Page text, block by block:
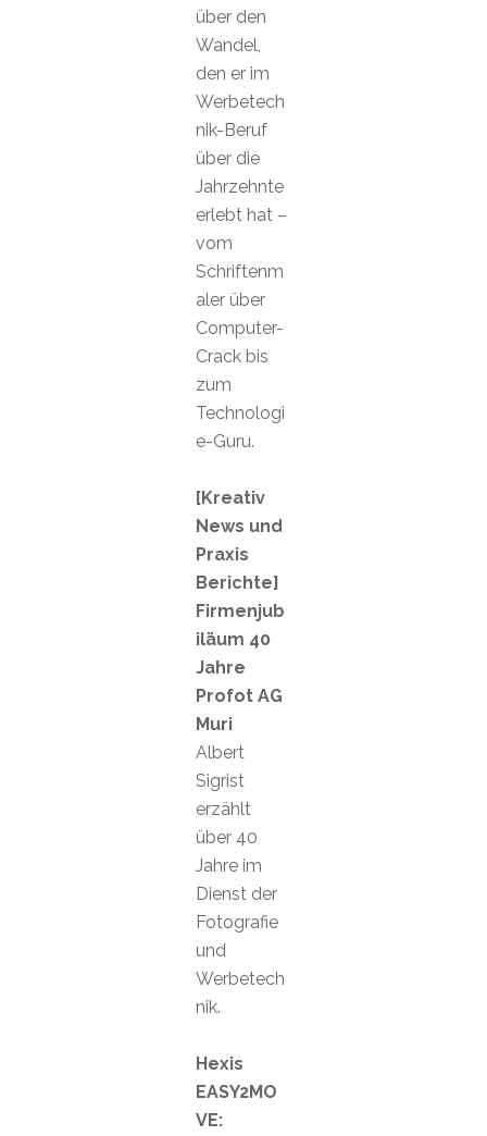
über den
Wandel,
den er im
Werbetech
nik-Beruf
über die
Jahrzehnte
erlebt hat –
vom
Schriftenm
aler über
Computer-
Crack bis
zum
Technologi
e-Guru.
[Kreativ
News und
Praxis
Berichte]
Firmenjub
iläum 40
Jahre
Profot AG
Muri
Albert
Sigrist
erzählt
über 40
Jahre im
Dienst der
Fotografie
und
Werbetech
nik.
Hexis
EASY2MO
VE: